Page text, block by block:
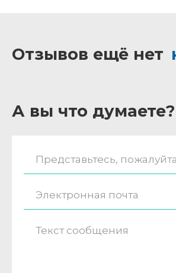
Отзывов ещё нет
А вы что думаете?